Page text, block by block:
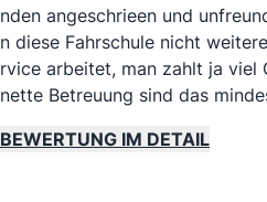
nden angeschrieen und
n diese Fahrschule nicht
rvice arbeitet, man zahlt ja viel
nette Betreuung sind das
BEWERTUNG IM DETAIL